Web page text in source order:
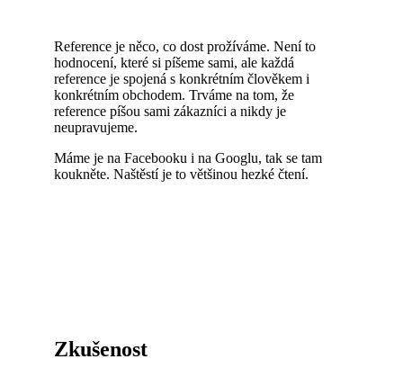
Reference je něco, co dost prožíváme. Není to
hodnocení, které si píšeme sami, ale každá
reference je spojená s konkrétním člověkem i
konkrétním obchodem. Trváme na tom, že
reference píšou sami zákazníci a nikdy je
neupravujeme.
Máme je na Facebooku i na Googlu, tak se tam
koukněte. Naštěstí je to většinou hezké čtení.
Zkušenost